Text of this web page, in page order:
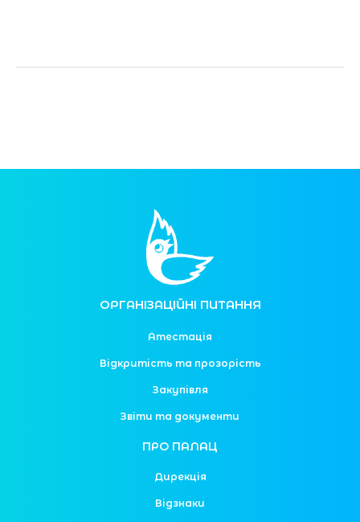
ОРГАНІЗАЦІЙНІ ПИТАННЯ
Атестація
Відкритість та прозорість
Закупівля
Звіти та документи
ПРО ПАЛАЦ
Дирекція
Відзнаки